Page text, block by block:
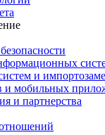
и
и мобильных
и партнерства